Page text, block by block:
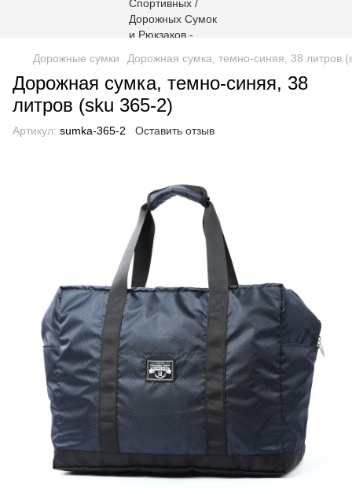
Дорожные сумки Дорожная сумка, темно-синяя, 38 литров
Дорожная сумка, темно-синяя, 38
литров (sku 365-2)
Артикул: sumka-365-2 Оставить отзыв